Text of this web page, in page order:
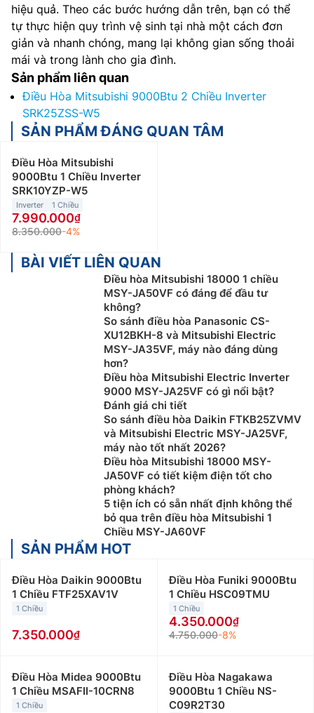
hiệu quả. Theo các bước hướng dẫn trên, bạn có thể
tự thực hiện quy trình vệ sinh tại nhà một cách đơn
giản và nhanh chóng, mang lại không gian sống thoải
mái và trong lành cho gia đình.
Sản phẩm liên quan
Điều Hòa Mitsubishi 9000Btu 2 Chiều Inverter
SRK25ZSS-W5
SẢN PHẨM ĐÁNG QUAN TÂM
Điều Hòa Mitsubishi
9000Btu 1 Chiều Inverter
SRK10YZP-W5
Inverter 1 Chiều
7.990.000
8.350.000-4%
BÀI VIẾT LIÊN QUAN
Điều hòa Mitsubishi 18000 1 chiều
MSY-JA50VF có đáng để đầu tư
không?
So sánh điều hòa Panasonic CS-
XU12BKH-8 và Mitsubishi Electric
MSY-JA35VF, máy nào đáng dùng
hơn?
Điều hòa Mitsubishi Electric Inverter
9000 MSY-JA25VF có gì nổi bật?
Đánh giá chi tiết
So sánh điều hòa Daikin FTKB25ZVMV
và Mitsubishi Electric MSY-JA25VF,
máy nào tốt nhất 2026?
Điều hòa Mitsubishi 18000 MSY-
JA50VF có tiết kiệm điện tốt cho
phòng khách?
5 tiện ích có sẵn nhất định không thể
bỏ qua trên điều hòa Mitsubishi 1
Chiều MSY-JA60VF
SẢN PHẨM HOT
Điều Hòa Daikin 9000Btu
1 Chiều FTF25XAV1V
1 Chiều
7.350.000
Điều Hòa Funiki 9000Btu
1 Chiều HSC09TMU
1 Chiều
4.350.000
4.750.000-8%
Điều Hòa Midea 9000Btu
1 Chiều MSAFII-10CRN8
1 Chiều
Điều Hòa Nagakawa
9000Btu 1 Chiều NS-
C09R2T30